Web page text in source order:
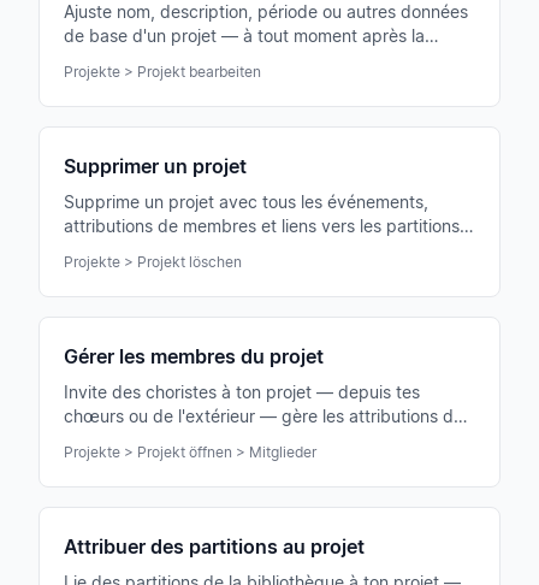
Ajuste nom, description, période ou autres données
de base d'un projet — à tout moment après la
Projekte > Projekt bearbeiten
Supprimer un projet
Supprime un projet avec tous les événements,
attributions de membres et liens vers les partitions
Projekte > Projekt löschen
Gérer les membres du projet
Invite des choristes à ton projet — depuis tes
chœurs ou de l'extérieur — gère les attributions de
Projekte > Projekt öffnen > Mitglieder
Attribuer des partitions au projet